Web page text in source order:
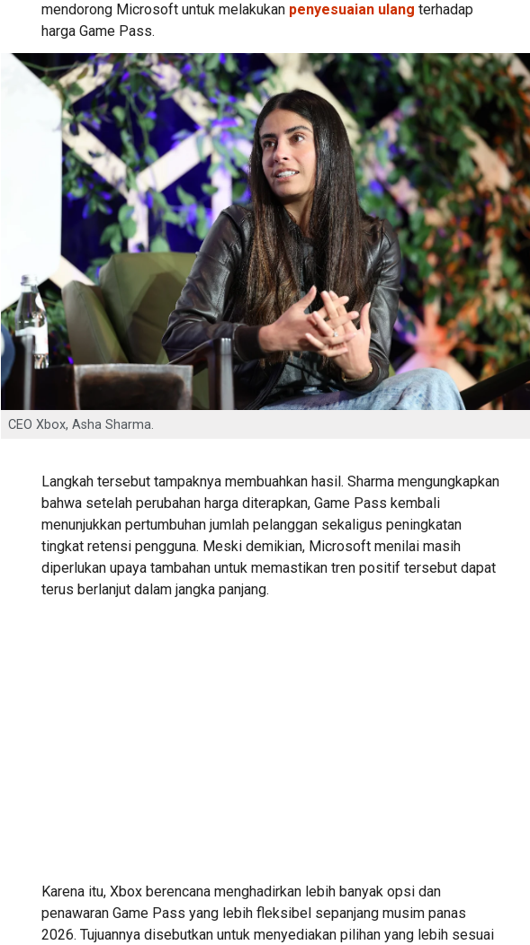
mendorong Microsoft untuk melakukan penyesuaian ulang terhadap
harga Game Pass.
CEO Xbox, Asha Sharma.
Langkah tersebut tampaknya membuahkan hasil. Sharma mengungkapkan
bahwa setelah perubahan harga diterapkan, Game Pass kembali
menunjukkan pertumbuhan jumlah pelanggan sekaligus peningkatan
tingkat retensi pengguna. Meski demikian, Microsoft menilai masih
diperlukan upaya tambahan untuk memastikan tren positif tersebut dapat
terus berlanjut dalam jangka panjang.
Karena itu, Xbox berencana menghadirkan lebih banyak opsi dan
penawaran Game Pass yang lebih fleksibel sepanjang musim panas
2026. Tujuannya disebutkan untuk menyediakan pilihan yang lebih sesuai